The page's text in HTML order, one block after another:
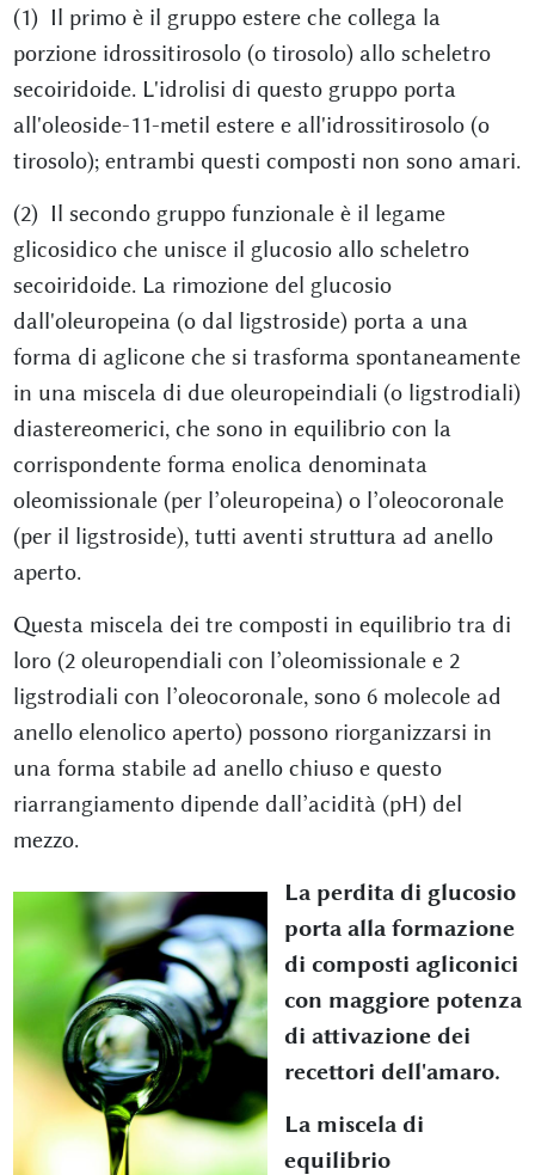
(1) Il primo è il gruppo estere che collega la
porzione idrossitirosolo (o tirosolo) allo scheletro
secoiridoide. L'idrolisi di questo gruppo porta
all'oleoside-11-metil estere e all'idrossitirosolo (o
tirosolo); entrambi questi composti non sono amari.
(2) Il secondo gruppo funzionale è il legame
glicosidico che unisce il glucosio allo scheletro
secoiridoide. La rimozione del glucosio
dall'oleuropeina (o dal ligstroside) porta a una
forma di aglicone che si trasforma spontaneamente
in una miscela di due oleuropeindiali (o ligstrodiali)
diastereomerici, che sono in equilibrio con la
corrispondente forma enolica denominata
oleomissionale (per l’oleuropeina) o l’oleocoronale
(per il ligstroside), tutti aventi struttura ad anello
aperto.
Questa miscela dei tre composti in equilibrio tra di
loro (2 oleuropendiali con l’oleomissionale e 2
ligstrodiali con l’oleocoronale, sono 6 molecole ad
anello elenolico aperto) possono riorganizzarsi in
una forma stabile ad anello chiuso e questo
riarrangiamento dipende dall’acidità (pH) del
mezzo.
La perdita di glucosio
porta alla formazione
di composti agliconici
con maggiore potenza
di attivazione dei
recettori dell'amaro.
La miscela di
equilibrio